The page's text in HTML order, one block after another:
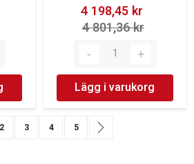
4 198,45 kr‎
4 801,36 kr‎
Lägg i varukorg
reading page
Sida
2 Sida
3 Sida
4 Sida
5